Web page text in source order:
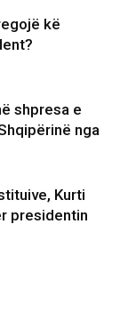
kë
shpresa e
nga
Kurti
presidentin